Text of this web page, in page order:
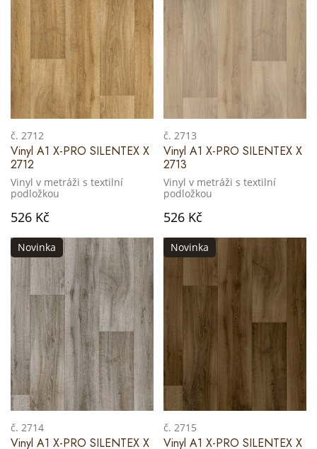
č. 2712
Vinyl A1 X-PRO SILENTEX X
2712
Vinyl v metráži s textilní
podložkou
526 Kč
č. 2713
Vinyl A1 X-PRO SILENTEX X
2713
Vinyl v metráži s textilní
podložkou
526 Kč
Novinka
č. 2714
Vinyl A1 X-PRO SILENTEX X
Novinka
č. 2715
Vinyl A1 X-PRO SILENTEX X